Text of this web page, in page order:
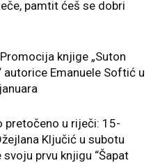
pamtit ćeš se dobri
knjige „Suton
autorice Emanuele Softić u
pretočeno u riječi: 15-
Ključić u subotu
prvu knjigu “Šapat